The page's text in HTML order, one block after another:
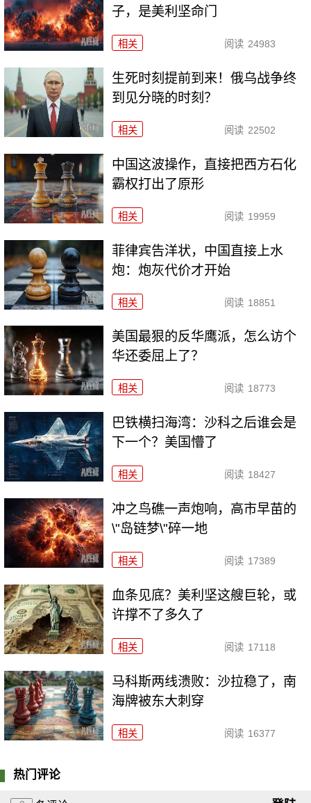
子，是美利坚命门
相关 阅读 24983
生死时刻提前到来！俄乌战争终
到见分晓的时刻？
相关 阅读 22502
中国这波操作，直接把西方石化
霸权打出了原形
相关 阅读 19959
菲律宾告洋状，中国直接上水
炮：炮灰代价才开始
相关 阅读 18851
美国最狠的反华鹰派，怎么访个
华还委屈上了？
相关 阅读 18773
巴铁横扫海湾：沙科之后谁会是
下一个？美国懵了
相关 阅读 18427
冲之鸟礁一声炮响，高市早苗的
\"岛链梦\"碎一地
相关 阅读 17389
血条见底？美利坚这艘巨轮，或
许撑不了多久了
相关 阅读 17118
马科斯两线溃败：沙拉稳了，南
海牌被东大刺穿
相关 阅读 16377
热门评论